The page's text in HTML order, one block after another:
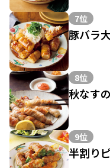
7位
豚バラ
8位
秋なす
9位
半割り